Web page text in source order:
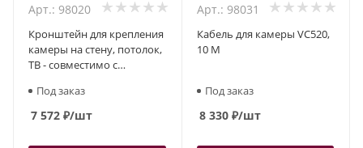
Арт.: 98020
Кронштейн для крепления
камеры на стену, потолок,
ТВ - совместимо с
EVC(100,130,130P,300,900)
Под заказ
7 572 ₽/шт
Арт.: 98031
Кабель для камеры VC520,
10 М
Под заказ
8 330₽/шт